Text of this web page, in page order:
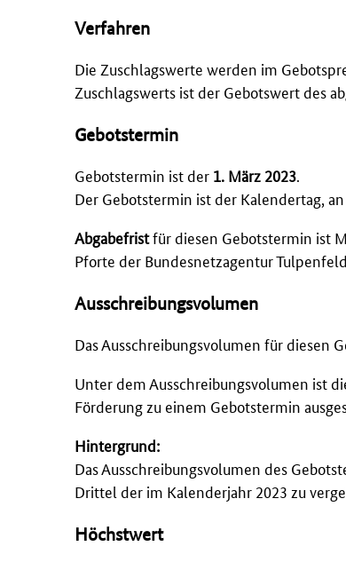
Verfahren
Die Zuschlagswerte werden im
Zuschlagswerts ist der Gebotswert des
Gebotstermin
Gebotstermin ist der 1. März 2023
Der Gebotstermin ist der Kalendertag,
Abgabefristfür diesen Gebotstermin ist
Pforte der Bundesnetzagentur
Ausschreibungsvolumen
Das Ausschreibungsvolumen für diesen
Unter dem Ausschreibungsvolumen ist
Förderung zu einem Gebotstermin
Hintergrund:
Das Ausschreibungsvolumen des
Drittel der im Kalenderjahr 2023 zu
Höchstwert